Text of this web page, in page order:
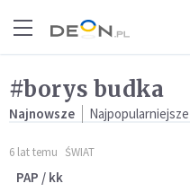
#borys budka
Najnowsze Najpopularniejsze
6 lat temu ŚWIAT
PAP / kk